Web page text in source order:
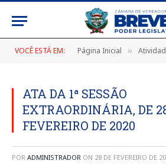
VOCÊ ESTÁ EM: Página Inicial »
ATA DA 1ª SESSÃO
EXTRAORDINÁRIA, DE
FEVEREIRO DE 2020
POR ADMINISTRADOR ON 28 DE FEVEREIRO DE